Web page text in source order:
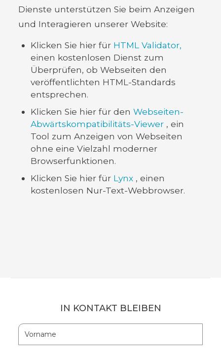
Dienste unterstützen Sie beim Anzeigen
und Interagieren unserer Website:
Klicken Sie hier für HTML Validator,
einen kostenlosen Dienst zum
Überprüfen, ob Webseiten den
veröffentlichten HTML-Standards
entsprechen.
Klicken Sie hier für denWebseiten-
Abwärtskompatibilitäts-Viewer , ein
Tool zum Anzeigen von Webseiten
ohne eine Vielzahl moderner
Browserfunktionen.
Klicken Sie hier für Lynx , einen
kostenlosen Nur-Text-Webbrowser.
IN KONTAKT BLEIBEN
Hidden
Field
Vorname